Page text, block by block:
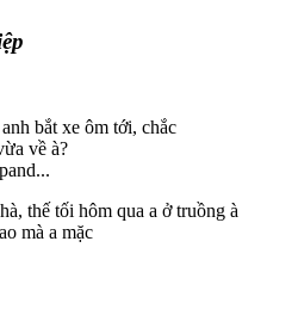
bắt xe ôm tới, chắc
về à?
thế tối hôm qua a ở truồng à
mà a mặc